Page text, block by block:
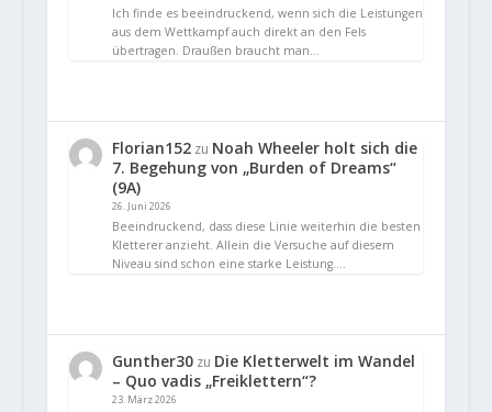
Ich finde es beeindruckend, wenn sich die Leistungen
aus dem Wettkampf auch direkt an den Fels
übertragen. Draußen braucht man…
Florian152zu Noah Wheeler holt sich die
7. Begehung von „Burden of Dreams“
(9A)
26. Juni 2026
Beeindruckend, dass diese Linie weiterhin die besten
Kletterer anzieht. Allein die Versuche auf diesem
Niveau sind schon eine starke Leistung.…
Gunther30zu Die Kletterwelt im Wandel
– Quo vadis „Freiklettern“?
23. März 2026